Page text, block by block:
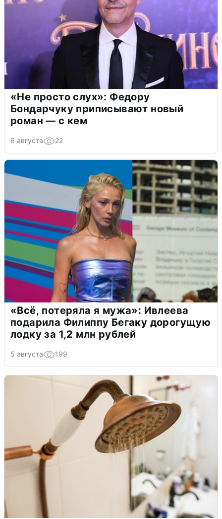
«Не просто слух»: Федору
Бондарчуку приписывают новый
роман — с кем
6 августа 22
«Всё, потеряла я мужа»: Ивлеева
подарила Филиппу Бегаку дорогущую
лодку за 1,2 млн рублей
5 августа 199